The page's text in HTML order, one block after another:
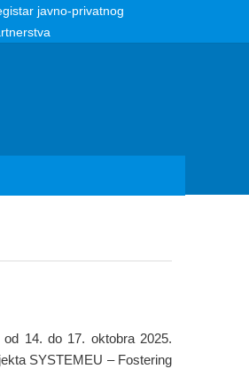
javno-privatnog
14. do 17. oktobra 2025.
SYSTEMEU – Fostering